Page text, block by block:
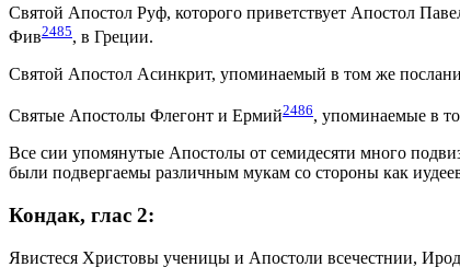
Святой Апостол Руф, которого приветствует Апостол
Фив2485, в Греции.
Святой Апостол Асинкрит, упоминаемый в том же
Святые Апостолы Флегонт и Ермий2486, упоминаемые в
Все сии упомянутые Апостолы от семидесяти много
были подвергаемы различным мукам со стороны как
Кондак, глас 2:
Явистеся Христовы ученицы и Апостоли всечестнии,